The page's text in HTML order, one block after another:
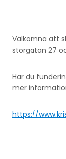
Välkomna att
storgatan 27
Har du
mer
https://